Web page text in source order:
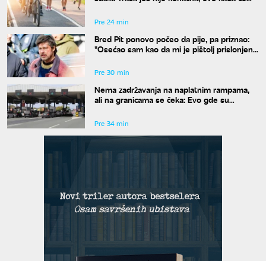
Pre 24 min
Bred Pit ponovo počeo da pije, pa priznao:
"Osećao sam kao da mi je pištolj prislonjen
Pre 30 min
Nema zadržavanja na naplatnim rampama,
ali na granicama se čeka: Evo gde su
Pre 34 min